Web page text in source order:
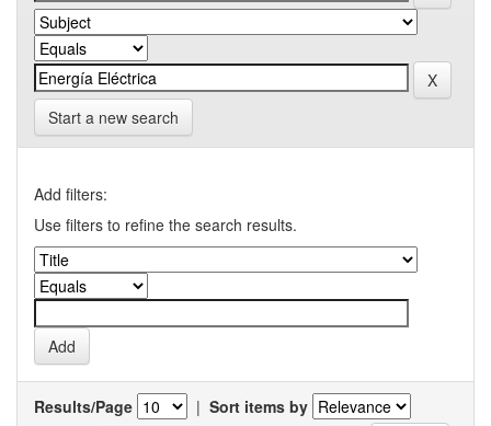
Start a new search
Add filters:
Use filters to refine the search results.
Results/Page | Sort items by